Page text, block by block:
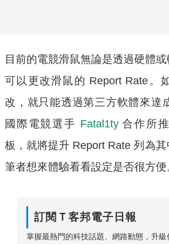
目前的電競滑鼠無論是透過硬體
可以更改滑鼠的 Report Rate。
改，就只能透過第三方軟體來達
國際電競選手 Fatal1ty合作所
板，就將提升 Report Rate 列為
筆者想來體驗看看設定是否很方便
訂閱Ｔ客邦電子日報
掌握最熱門的科技話題、網路動態，升級